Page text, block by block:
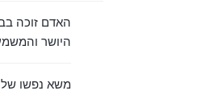
האדם זוכה
היושר
משא נפשו של